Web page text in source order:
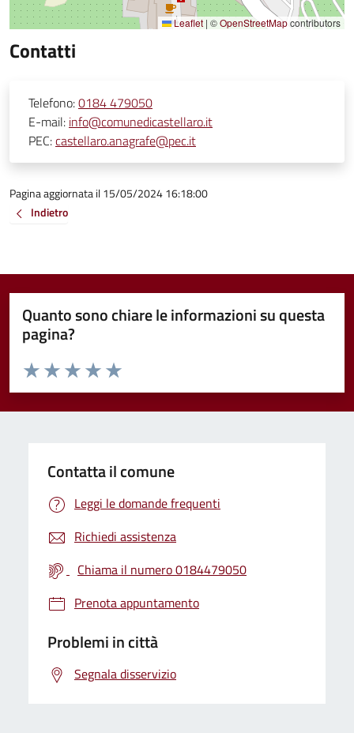
Leaflet | ©OpenStreetMapcontributors
Contatti
Telefono:0184 479050
E-mail: info@comunedicastellaro.it
PEC:castellaro.anagrafe@pec.it
Pagina aggiornata il 15/05/2024 16:18:00
Indietro
Quanto sono chiare le informazioni su questa
pagina?
Valuta da 1 a 5 stelle la pagina
Valuta 5 stelle su 5
Valuta 4 stelle su 5
Valuta 3 stelle su 5
Valuta 2 stelle su 5
Valuta 1 stelle su 5
Contatta il comune
Leggi le domande frequenti
Richiedi assistenza
Chiama il numero 0184479050
Prenota appuntamento
Problemi in città
Segnala disservizio